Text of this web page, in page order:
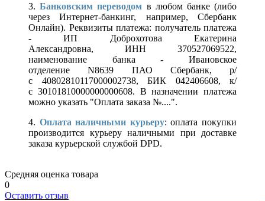
3.Банковским переводом в любом банке (либо
через Интернет-банкинг, например, Сбербанк
Онлайн). Реквизиты платежа: получатель платежа
- ИП Доброхотова Екатерина
Александровна, ИНН 370527069522,
наименование банка - Ивановское
отделение N8639 ПАО Сбербанк, р/
с 40802810117000002738, БИК 042406608, к/
с 30101810000000000608. В назначении платежа
можно указать "Оплата заказа №....".
4. Оплата наличными курьеру: оплата покупки
производится курьеру наличными при доставке
заказа курьерской службой DPD.
Средняя оценка товара
0
Оставить отзыв